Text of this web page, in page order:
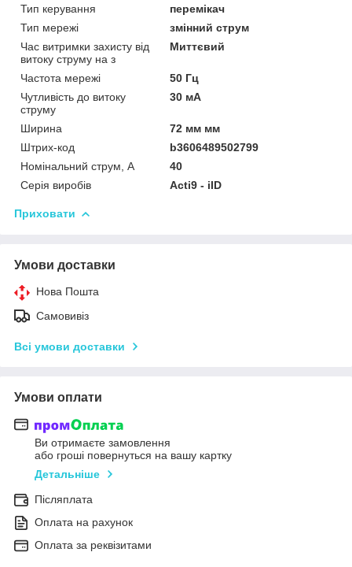
Тип керування
перемікач
Тип мережі
змінний струм
Час витримки захисту від
витоку струму на з
Миттєвий
Частота мережі
50 Гц
Чутливість до витоку
струму
30 мА
Ширина
72 мм мм
Штрих-код
b3606489502799
Номінальний струм, А
40
Серія виробів
Acti9 - iID
Приховати
Умови доставки
Нова Пошта
Самовивіз
Всі умови доставки
Умови оплати
Ви отримаєте замовлення
або гроші повернуться на вашу картку
Детальніше
Післяплата
Оплата на рахунок
Оплата за реквізитами